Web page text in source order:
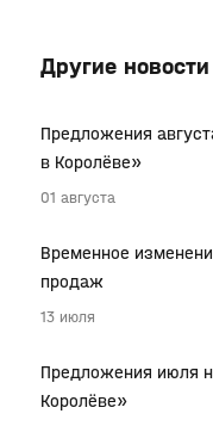
Другие новости
Предложения
в Королёве»
01 августа
Временное
продаж
13 июля
Предложения июля
Королёве»